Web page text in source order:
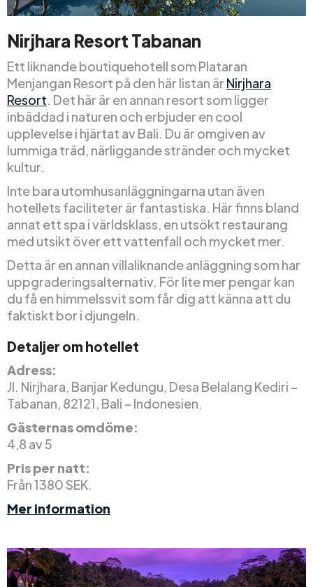
Nirjhara Resort Tabanan
Ett liknande boutiquehotell som Plataran
Menjangan Resort på den här listan är Nirjhara
Resort. Det här är en annan resort som ligger
inbäddad i naturen och erbjuder en cool
upplevelse i hjärtat av Bali. Du är omgiven av
lummiga träd, närliggande stränder och mycket
kultur.
Inte bara utomhusanläggningarna utan även
hotellets faciliteter är fantastiska. Här finns bland
annat ett spa i världsklass, en utsökt restaurang
med utsikt över ett vattenfall och mycket mer.
Detta är en annan villaliknande anläggning som har
uppgraderingsalternativ. För lite mer pengar kan
du få en himmelssvit som får dig att känna att du
faktiskt bor i djungeln.
Detaljer om hotellet
Adress:
Jl. Nirjhara, Banjar Kedungu, Desa Belalang Kediri –
Tabanan, 82121, Bali – Indonesien.
Gästernas omdöme:
4,8 av 5
Pris per natt:
Från 1380 SEK.
Mer information